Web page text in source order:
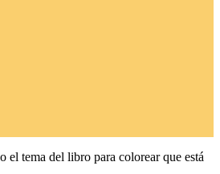
el tema del libro para colorear que está